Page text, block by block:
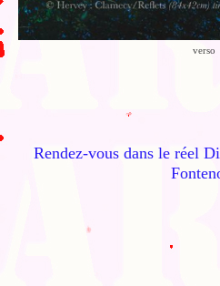
verso
Rendez-vous dans le réel